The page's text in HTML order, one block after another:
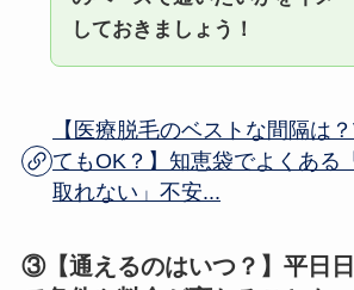
しておきましょう！
【医療脱毛のベストな間隔は
てもOK？】知恵袋でよくある
取れない」不安...
③【通えるのはいつ？】平日